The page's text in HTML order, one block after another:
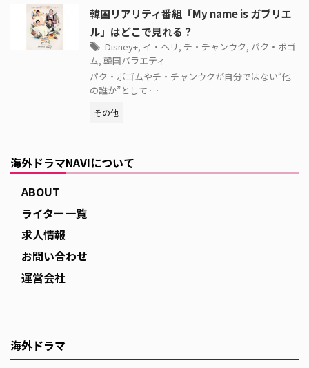
韓国リアリティ番組「My name is ガブリエ
ル」はどこで見れる？
Disney+, イ・ヘリ , チ・チャンウク, パク・ボゴ
ム, 韓国バラエティ
パク・ボゴムやチ・チャンウクが自分ではない“他
の誰か”として …
その他
海外ドラマNAVIについて
ABOUT
ライター一覧
求人情報
お問い合わせ
運営会社
海外ドラマ